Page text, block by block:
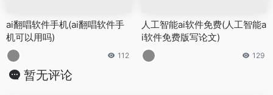
ai翻唱软件手机(ai翻唱软件手
机可以用吗)
112
人工智能ai软件免费(人工智能a
i软件免费版写论文)
129
暂无评论